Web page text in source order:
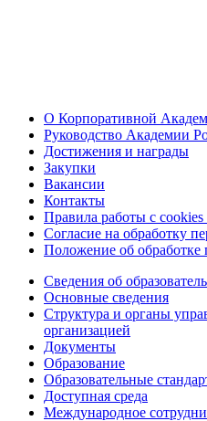
О Корпоративной
Руководство Академии
Достижения и награды
Закупки
Вакансии
Контакты
Правила работы с
Согласие на обработку
Положение об
Сведения об
Основные сведения
Структура и органы
организацией
Документы
Образование
Образовательные
Доступная среда
Международное